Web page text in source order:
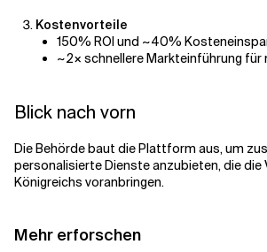
Kostenvorteile
150% ROI und ~40%
~2× schnellere Markteinführung für
Blick nach vorn
Die Behörde baut die Plattform aus, um
personalisierte Dienste anzubieten, die die
Königreichs voranbringen.
Mehr erforschen